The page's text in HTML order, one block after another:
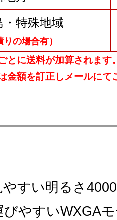
・特殊地域
の場合有）
とに送料が加算されます
金額を訂正しメールにて
すい明るさ
やすいWXGA